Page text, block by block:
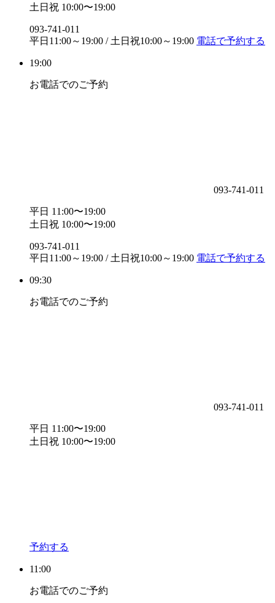
土日祝 10:00〜19:00
093-741-011
平日11:00～19:00 / 土日祝10:00～19:00 電話で予約する
19:00
お電話でのご予約
093-741-011
平日 11:00〜19:00
土日祝 10:00〜19:00
093-741-011
平日11:00～19:00 / 土日祝10:00～19:00 電話で予約する
09:30
お電話でのご予約
093-741-011
平日 11:00〜19:00
土日祝 10:00〜19:00
予約する
11:00
お電話でのご予約